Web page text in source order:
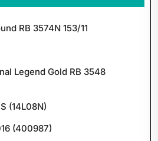
RB 3574N 153/11
Legend Gold RB 3548
(14L08N)
(400987)